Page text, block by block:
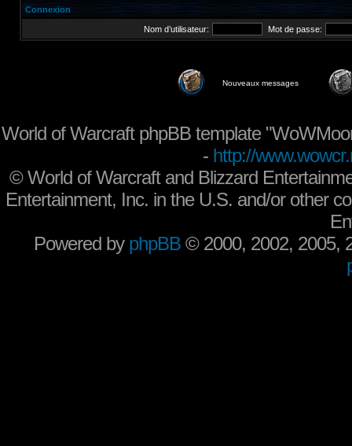
Connexion
Nom d’utilisateur: Mot de passe:
Nouveaux messages
World of Warcraft phpBB template
- http://
©World of Warcraft and Blizzard
Entertainment, Inc. in the U.S. and/or other
Powered by phpBB © 2000, 2002, 2005,